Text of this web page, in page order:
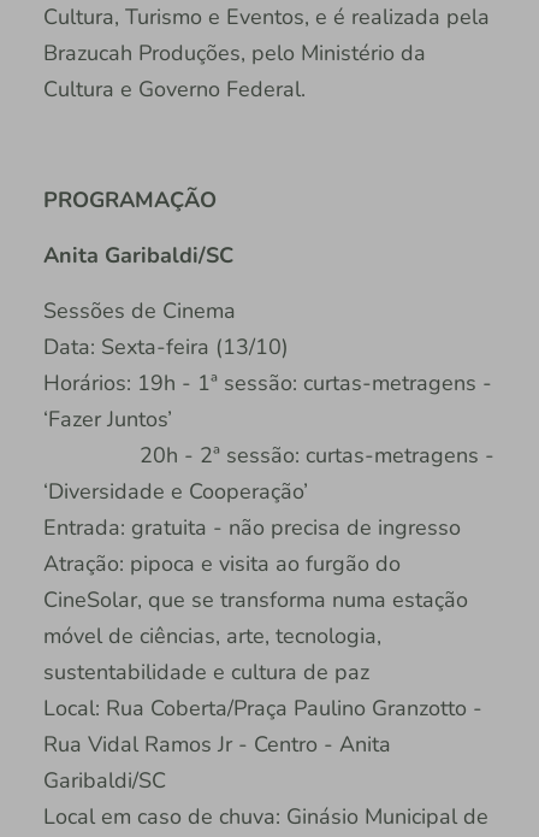
Cultura, Turismo e Eventos, e é realizada pela
Brazucah Produções, pelo Ministério da
Cultura e Governo Federal.
PROGRAMAÇÃO
Anita Garibaldi/SC
Sessões de Cinema
Data: Sexta-feira (13/10)
Horários: 19h - 1ª sessão: curtas-metragens -
‘Fazer Juntos’
20h - 2ª sessão: curtas-metragens -
‘Diversidade e Cooperação’
Entrada: gratuita - não precisa de ingresso
Atração: pipoca e visita ao furgão do
CineSolar, que se transforma numa estação
móvel de ciências, arte, tecnologia,
sustentabilidade e cultura de paz
Local: Rua Coberta/Praça Paulino Granzotto -
Rua Vidal Ramos Jr - Centro - Anita
Garibaldi/SC
Local em caso de chuva: Ginásio Municipal de